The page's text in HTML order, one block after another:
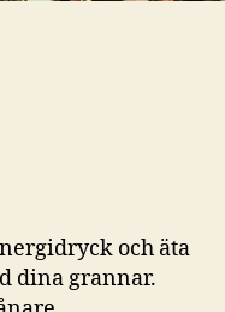
och äta
dina grannar.